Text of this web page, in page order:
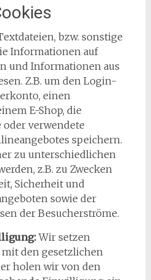
bzw. sonstige
Informationen auf
und Informationen aus
Z.B. um den Login-
einen
E-Shop, die
verwendete
speichern.
zu unterschiedlichen
z.B. zu Zwecken
Sicherheit und
sowie der
der Besucherströme.
Wir setzen
den gesetzlichen
holen wir von den